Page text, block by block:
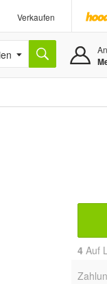
Verkaufen
4 Auf